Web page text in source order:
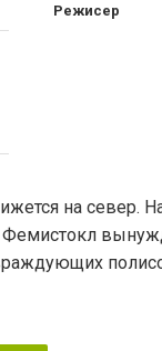
Режисер
на север.